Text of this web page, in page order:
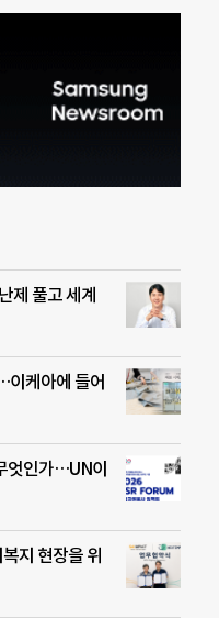
제 풀고 세계
이케아에 들어
엇인가…UN이
지 현장을 위